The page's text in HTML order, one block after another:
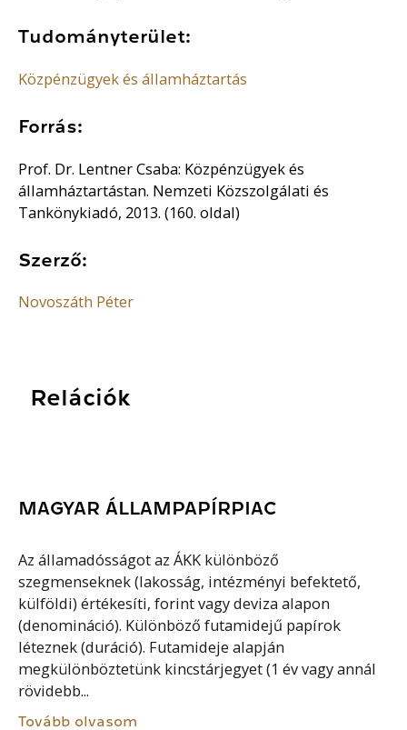
Tudományterület:
Közpénzügyek és államháztartás
Forrás:
Prof. Dr. Lentner Csaba: Közpénzügyek és
államháztartástan. Nemzeti Közszolgálati és
Tankönykiadó, 2013. (160. oldal)
Szerző:
Novoszáth Péter
Relációk
MAGYAR ÁLLAMPAPÍRPIAC
Az államadósságot az ÁKK különböző
szegmenseknek (lakosság, intézményi befektető,
külföldi) értékesíti, forint vagy deviza alapon
(denomináció). Különböző futamidejű papírok
léteznek (duráció). Futamideje alapján
megkülönböztetünk kincstárjegyet (1 év vagy annál
rövidebb...
Tovább olvasom